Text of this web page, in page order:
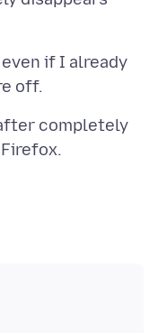
if I already
completely